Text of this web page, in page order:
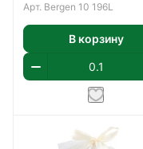
Арт. Bergen 10 196L
В корзину